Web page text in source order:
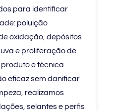
para identificar
poluição
oxidação, depósitos
e proliferação de
e técnica
eficaz sem danificar
realizamos
selantes e perfis